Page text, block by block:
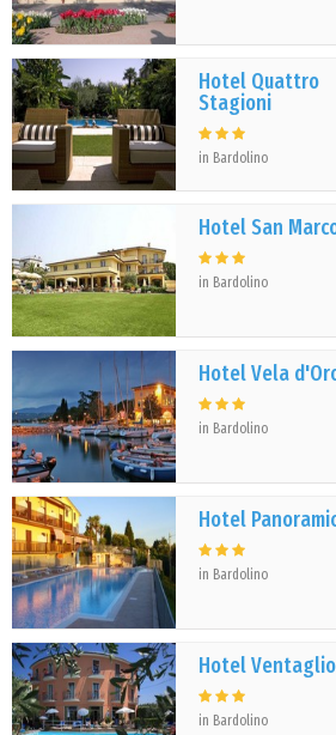
Hotel Quattro
Stagioni
in Bardolino
Hotel San
in Bardolino
Hotel Vela
in Bardolino
Hotel
in Bardolino
Hotel Ventaglio
in Bardolino